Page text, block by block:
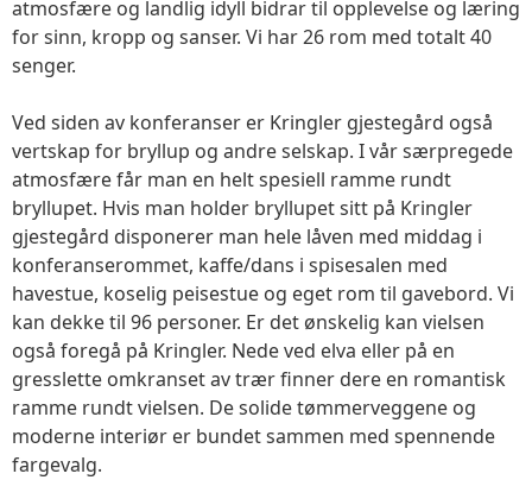
atmosfære og landlig idyll bidrar til opplevelse og læring
for sinn, kropp og sanser. Vi har 26 rom med totalt 40
senger.
Ved siden av konferanser er Kringler gjestegård også
vertskap for bryllup og andre selskap. I vår særpregede
atmosfære får man en helt spesiell ramme rundt
bryllupet. Hvis man holder bryllupet sitt på Kringler
gjestegård disponerer man hele låven med middag i
konferanserommet, kaffe/dans i spisesalen med
havestue, koselig peisestue og eget rom til gavebord. Vi
kan dekke til 96 personer. Er det ønskelig kan vielsen
også foregå på Kringler. Nede ved elva eller på en
gresslette omkranset av trær finner dere en romantisk
ramme rundt vielsen. De solide tømmerveggene og
moderne interiør er bundet sammen med spennende
fargevalg.